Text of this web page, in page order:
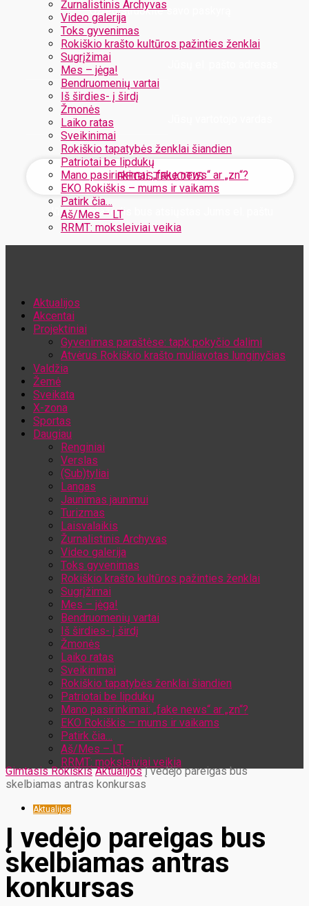
Žurnalistinis Archyvas
Video galerija
Toks gyvenimas
Rokiškio krašto kultūros pažinties ženklai
Sugrįžimai
Mes – jėga!
Bendruomenių vartai
Iš širdies- į širdį
Žmonės
Laiko ratas
Sveikinimai
Rokiškio tapatybės ženklai šiandien
Patriotai be lipdukų
Mano pasirinkimai: „fake news“ ar „zn“?
EKO Rokiškis – mums ir vaikams
Patirk čia…
Aš/Mes – LT
RRMT: moksleiviai veikia
Užregistruokite savo paskyrą
Jūsų slaptažodis bus atsiųstas Jums el. paštu
Aktualijos
Akcentai
Projektiniai
Gyvenimas paraštėse: tapk pokyčio dalimi
Atvėrus Rokiškio krašto muliavotas lunginyčias
Valdžia
Žemė
Sveikata
X-zona
Sportas
Daugiau
Renginiai
Verslas
(Sub)tyliai
Langas
Jaunimas jaunimui
Turizmas
Laisvalaikis
Žurnalistinis Archyvas
Video galerija
Toks gyvenimas
Rokiškio krašto kultūros pažinties ženklai
Sugrįžimai
Mes – jėga!
Bendruomenių vartai
Iš širdies- į širdį
Žmonės
Laiko ratas
Sveikinimai
Rokiškio tapatybės ženklai šiandien
Patriotai be lipdukų
Mano pasirinkimai: „fake news“ ar „zn“?
EKO Rokiškis – mums ir vaikams
Patirk čia…
Aš/Mes – LT
RRMT: moksleiviai veikia
Gimtasis Rokiškis Aktualijos Į vedėjo pareigas bus
skelbiamas antras konkursas
Aktualijos
Į vedėjo pareigas bus
skelbiamas antras
konkursas